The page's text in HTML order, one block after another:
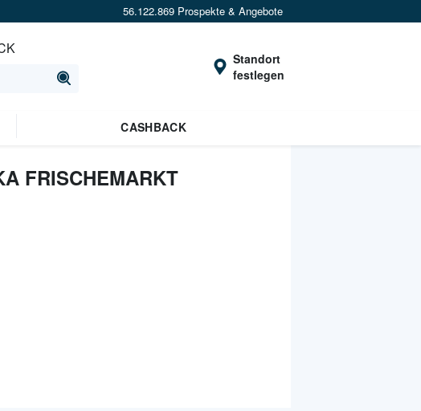
56.122.869 Prospekte & Angebote
Standort
festlegen
CASHBACK
FRISCHEMARKT